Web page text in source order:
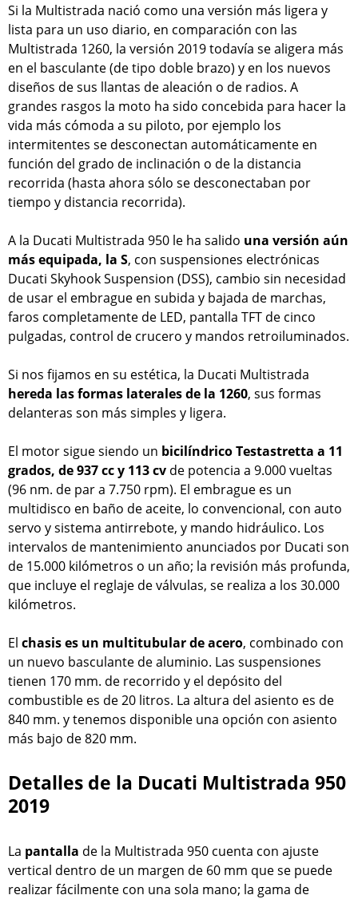
Si la Multistrada nació como una versión más ligera y
lista para un uso diario, en comparación con las
Multistrada 1260, la versión 2019 todavía se aligera más
en el basculante (de tipo doble brazo) y en los nuevos
diseños de sus llantas de aleación o de radios. A
grandes rasgos la moto ha sido concebida para hacer la
vida más cómoda a su piloto, por ejemplo los
intermitentes se desconectan automáticamente en
función del grado de inclinación o de la distancia
recorrida (hasta ahora sólo se desconectaban por
tiempo y distancia recorrida).
A la Ducati Multistrada 950 le ha salido una versión aún
más equipada, la S, con suspensiones electrónicas
Ducati Skyhook Suspension (DSS), cambio sin necesidad
de usar el embrague en subida y bajada de marchas,
faros completamente de LED, pantalla TFT de cinco
pulgadas, control de crucero y mandos retroiluminados.
Si nos fijamos en su estética, la Ducati Multistrada
hereda las formas laterales de la 1260, sus formas
delanteras son más simples y ligera.
El motor sigue siendo un bicilíndrico Testastretta a 11
grados, de 937 cc y 113 cv de potencia a 9.000 vueltas
(96 nm. de par a 7.750 rpm). El embrague es un
multidisco en baño de aceite, lo convencional, con auto
servo y sistema antirrebote, y mando hidráulico. Los
intervalos de mantenimiento anunciados por Ducati son
de 15.000 kilómetros o un año; la revisión más profunda,
que incluye el reglaje de válvulas, se realiza a los 30.000
kilómetros.
El chasis es un multitubular de acero, combinado con
un nuevo basculante de aluminio. Las suspensiones
tienen 170 mm. de recorrido y el depósito del
combustible es de 20 litros. La altura del asiento es de
840 mm. y tenemos disponible una opción con asiento
más bajo de 820 mm.
Detalles de la Ducati Multistrada 950
2019
La pantalla de la Multistrada 950 cuenta con ajuste
vertical dentro de un margen de 60 mm que se puede
realizar fácilmente con una sola mano; la gama de